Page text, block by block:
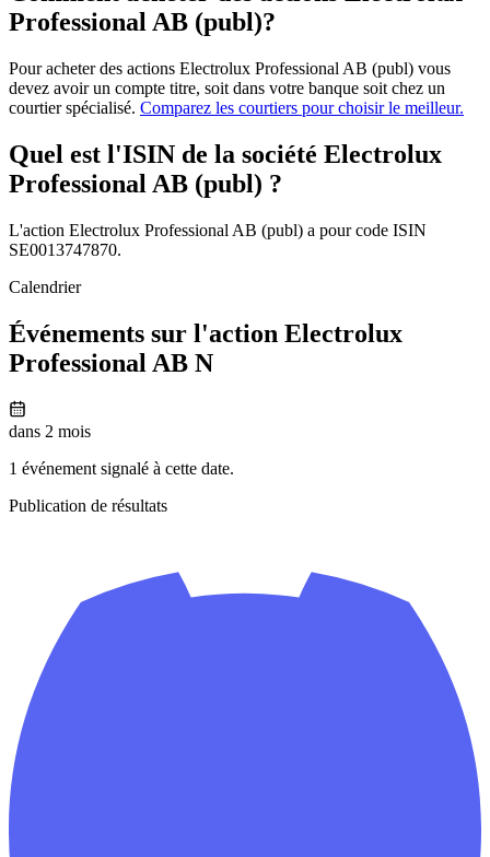
Professional AB (publ)?
Pour acheter des actions Electrolux Professional AB (publ) vous
devez avoir un compte titre, soit dans votre banque soit chez un
courtier spécialisé. Comparez les courtiers pour choisir le meilleur.
Quel est l'ISIN de la société Electrolux
Professional AB (publ) ?
L'action Electrolux Professional AB (publ) a pour code ISIN
SE0013747870.
Calendrier
Événements sur l'action Electrolux
Professional AB N
dans 2 mois
1 événement signalé à cette date.
Publication de résultats